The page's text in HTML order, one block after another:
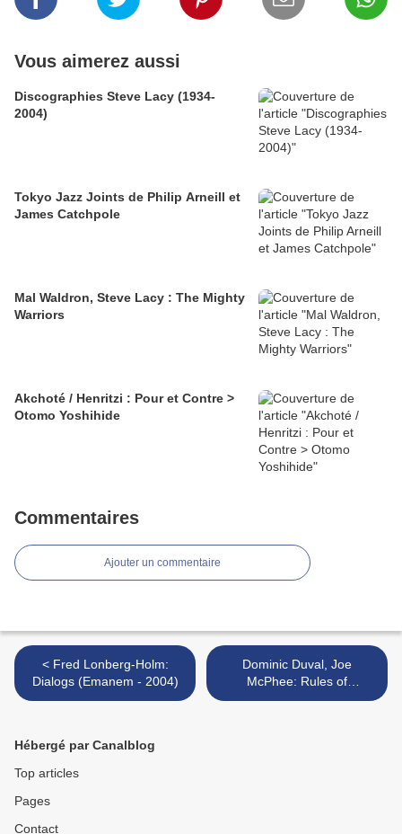
Vous aimerez aussi
Discographies Steve Lacy (1934-
2004)
Tokyo Jazz Joints de Philip Arneill et
James Catchpole
Mal Waldron, Steve Lacy : The Mighty
Warriors
Akchoté / Henritzi : Pour et Contre >
Otomo Yoshihide
Commentaires
Ajouter un commentaire
< Fred Lonberg-Holm:
Dialogs (Emanem - 2004)
Dominic Duval, Joe
McPhee: Rules of
Engagement, Vol.2 (Drimala
Hébergé par Canalblog
Top articles
Pages
Contact